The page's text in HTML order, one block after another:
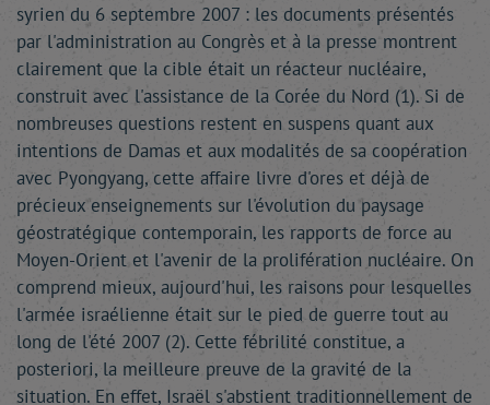
syrien du 6 septembre 2007 : les documents présentés
par l'administration au Congrès et à la presse montrent
clairement que la cible était un réacteur nucléaire,
construit avec l'assistance de la Corée du Nord (1). Si de
nombreuses questions restent en suspens quant aux
intentions de Damas et aux modalités de sa coopération
avec Pyongyang, cette affaire livre d'ores et déjà de
précieux enseignements sur l'évolution du paysage
géostratégique contemporain, les rapports de force au
Moyen-Orient et l'avenir de la prolifération nucléaire. On
comprend mieux, aujourd'hui, les raisons pour lesquelles
l'armée israélienne était sur le pied de guerre tout au
long de l'été 2007 (2). Cette fébrilité constitue, a
posteriori, la meilleure preuve de la gravité de la
situation. En effet, Israël s'abstient traditionnellement de